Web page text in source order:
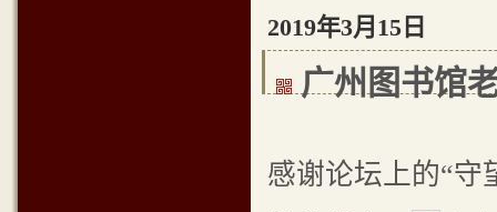
2019年3月15日
广州图书馆
感谢论坛上的“守